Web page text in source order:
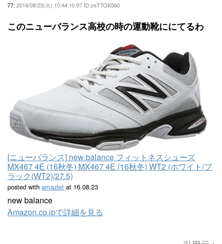
77: 2016/08/23(火) 10:44:10.97 ID:zeT7OK560
このニューバランス高校の時の運動靴ににてるわ
[ニューバランス] new balance フィットネスシューズ
MX467 4E (16秋冬) MX467 4E (16秋冬) WT2 (ホワイト/ブ
ラック(WT2)/27.5)
posted with amazlet at 16.08.23
new balance
Amazon.co.jpで詳細を見る